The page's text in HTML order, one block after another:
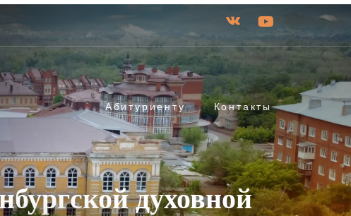
Абитуриенту Контакты
духовной